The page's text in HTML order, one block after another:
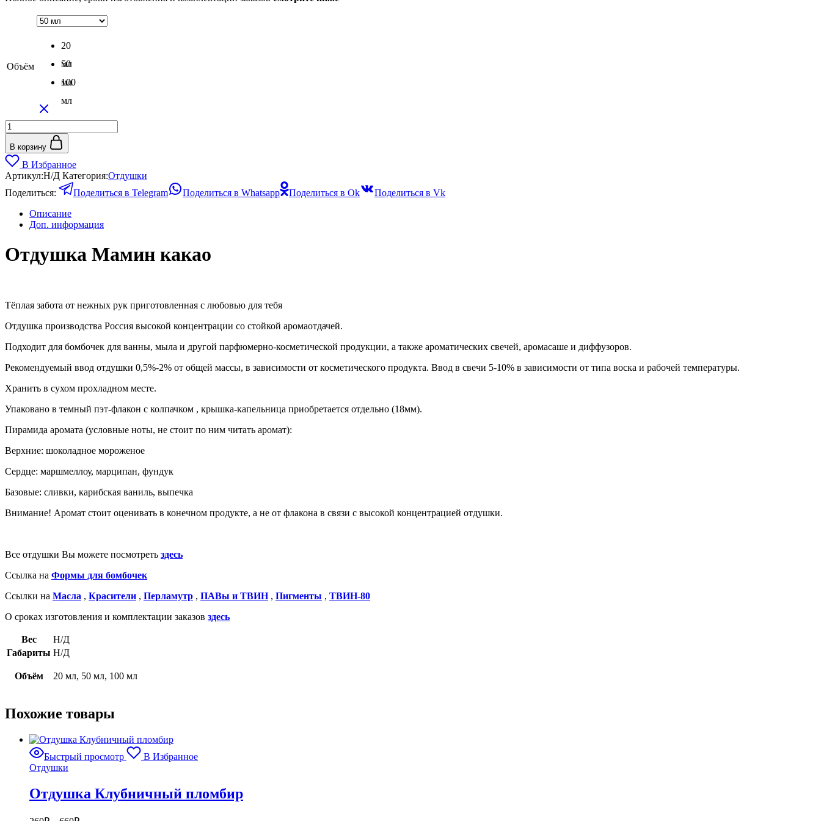
710₽
Объём
20
мл
50
мл
100
мл
Количество
товара
Отдушка
Мамин
какао
В корзину
В Избранное
Артикул:Н/Д Категория:Отдушки
Поделиться:
Поделиться в Telegram Поделиться в Whatsapp Поделиться в Ok
Поделиться в Vk
Описание
Доп. информация
Отдушка Мамин какао
Тёплая забота от нежных рук приготовленная с любовью для тебя
Отдушка производства Россия высокой концентрации со стойкой аромаотдачей.
Подходит для бомбочек для ванны, мыла и другой парфюмерно-косметической продукции, а также ароматических свечей, аромасаше и диффузоров.
Рекомендуемый ввод отдушки 0,5%-2% от общей массы, в зависимости от косметического продукта. Ввод в свечи 5-10% в зависимости от типа воска и рабочей температуры.
Хранить в сухом прохладном месте.
Упаковано в темный пэт-флакон с колпачком , крышка-капельница приобретается отдельно (18мм).
Пирамида аромата (условные ноты, не стоит по ним читать аромат):
Верхние: шоколадное мороженое
Сердце: маршмеллоу, марципан, фундук
Базовые: сливки, карибская ваниль, выпечка
Внимание! Аромат стоит оценивать в конечном продукте, а не от флакона в связи с высокой концентрацией отдушки.
Все отдушки Вы можете посмотреть здесь
Ссылка на Формы для бомбочек
Ссылки на Масла , Красители , Перламутр , ПАВы и ТВИН, Пигменты , ТВИН-80
О сроках изготовления и комплектации заказов здесь
Вес
Н/Д
Габариты Н/Д
Объём 20 мл, 50 мл, 100 мл
Похожие товары
Быстрый просмотр
В Избранное
Отдушки
Отдушка Клубничный пломбир
Диапазон